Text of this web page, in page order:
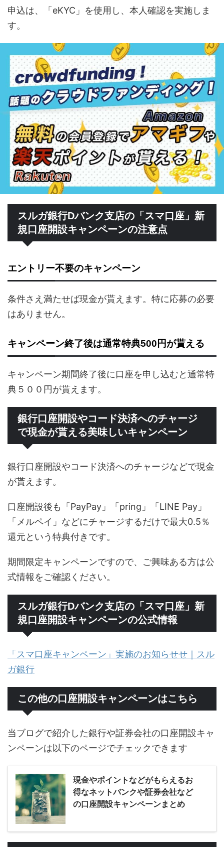
申込は、「eKYC」を使用し、本人確認を実施しま
す。
スルガ銀行Dバンク支店の「スマ口座」新
規口座開設キャンペーンの注意点
エントリー不要のキャンペーン
条件さえ満たせば現金が貰えます。特に応募の必要
はありません。
キャンペーン終了後は通常特典500円が貰える
キャンペーン期間終了後に口座を申し込むと通常特
典５００円が貰えます。
銀行口座開設やコード決済へのチャージ
で現金が貰える美味しいキャンペーン
銀行口座開設やコード決済へのチャージなどで現金
が貰えます。
口座開設後も「PayPay」「pring」「LINE Pay」
「メルペイ」などにチャージするだけで最大0.5％
還元という特典付きです。
期間限定キャンペーンですので、ご興味ある方は公
式情報をご確認ください。
スルガ銀行Dバンク支店の「スマ口座」新
規口座開設キャンペーンの公式情報
「スマ口座キャンペーン」実施のお知らせせ｜スル
ガ銀行
この他の口座開設キャンペーンはこちら
当ブログで紹介した銀行や証券会社の口座開設キャ
ンペーンは以下のページでチェックできます
現金やポイントなどがもらえるお
得なネットバンクや証券会社など
の口座開設キャンペーンまとめ